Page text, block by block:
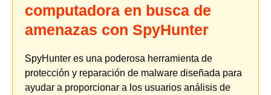
computadora en busca de
amenazas con SpyHunter
SpyHunter es una poderosa herramienta de
protección y reparación de malware diseñada para
ayudar a proporcionar a los usuarios análisis de